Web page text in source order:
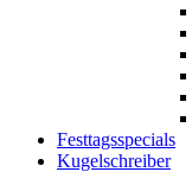
Festtagsspecials
Kugelschreiber